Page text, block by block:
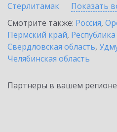
Стерлитамак
Показать
Смотрите также: Россия,
Пермский край,
Свердловская область,
Челябинская область
Партнеры в вашем